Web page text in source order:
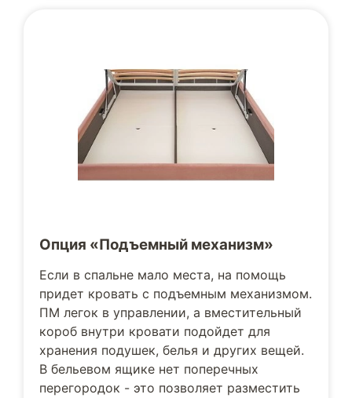
Опция «Подъемный механизм»
Если в спальне мало места, на помощь
придет кровать с подъемным механизмом.
ПМ легок в управлении, а вместительный
короб внутри кровати подойдет для
хранения подушек, белья и других вещей.
В бельевом ящике нет поперечных
перегородок - это позволяет разместить